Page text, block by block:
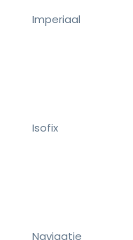
Imperiaal
Isofix
Navigatie